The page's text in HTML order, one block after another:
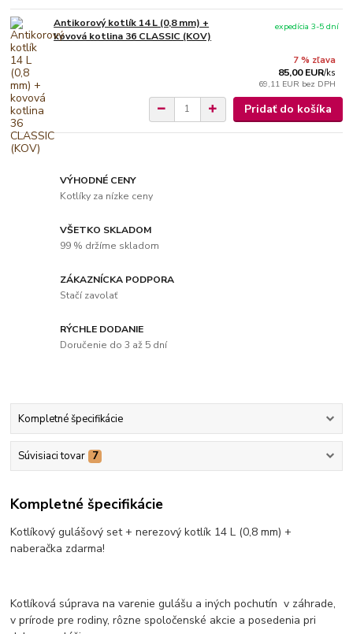
Antikorový kotlík 14 L (0,8 mm) +
kovová kotlina 36 CLASSIC (KOV)
7 % zľava
85,00 EUR/ks
69,11 EUR bez DPH
expedícia 3-5 dní
Pridať do košíka
VÝHODNÉ CENY
Kotlíky za nízke ceny
VŠETKO SKLADOM
99 % držíme skladom
ZÁKAZNÍCKA PODPORA
Stačí zavolať
RÝCHLE DODANIE
Doručenie do 3 až 5 dní
Kompletné špecifikácie
Súvisiaci tovar 7
Kompletné špecifikácie
Kotlíkový gulášový set + nerezový kotlík 14 L (0,8 mm) +
naberačka zdarma!
Kotlíková súprava na varenie gulášu a iných pochutín v záhrade,
v prírode pre rodiny, rôzne spoločenské akcie a posedenia pri